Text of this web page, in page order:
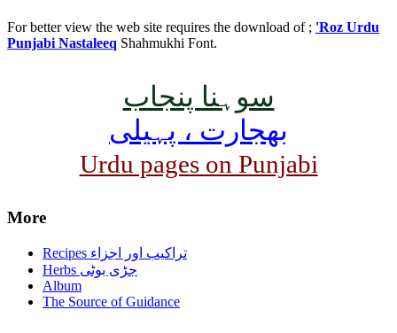
For better view the web site requires the download of ; 'Roz Urdu
Punjabi Nastaleeq Shahmukhi Font.
سوہنا پنجاب
بھجارت ، پہیلی
Urdu pages on Punjabi
More
Recipes تراکیب اور اجزاء
Herbs جڑی بوٹی
Album
The Source of Guidance